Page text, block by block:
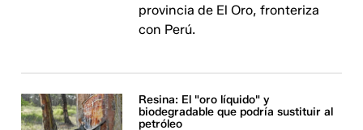
provincia de El Oro, fronteriza
con Perú.
Resina: El "oro líquido" y
biodegradable que podría sustituir al
petróleo